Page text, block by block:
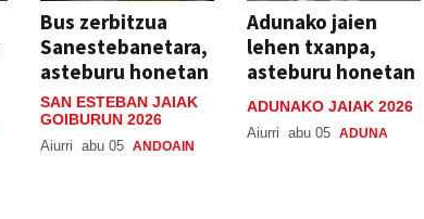
Bus zerbitzua
Sanestebanetara,
asteburu honetan
SAN ESTEBAN JAIAK
GOIBURUN 2026
Aiurri abu 05 ANDOAIN
Adunako jaien
lehen txanpa,
asteburu honetan
ADUNAKO JAIAK 2026
Aiurri abu 05 ADUNA